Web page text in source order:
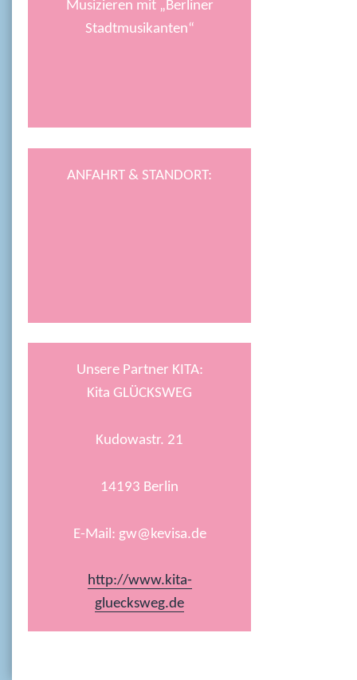
Musizieren mit „Berliner
Stadtmusikanten“
ANFAHRT & STANDORT:
Unsere Partner KITA:
Kita GLÜCKSWEG
Kudowastr. 21
14193 Berlin
E-Mail: gw@kevisa.de
http://www.kita-
gluecksweg.de